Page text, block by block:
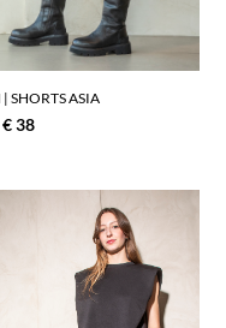
| SHORTS ASIA
€38